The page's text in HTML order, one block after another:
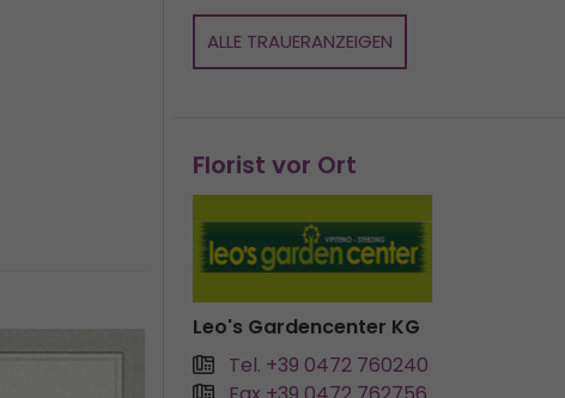
ALLE TRAUERANZEIGEN
Florist vor Ort
Leo's Gardencenter KG
Tel. +39 0472 760240